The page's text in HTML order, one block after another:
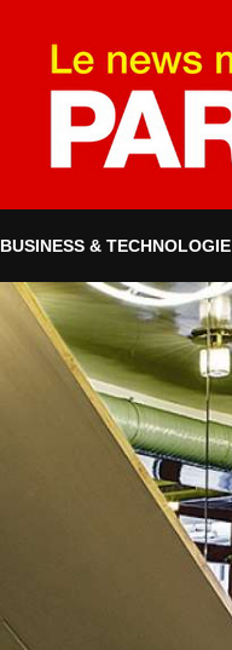
BUSINESS & TECHNOLOGIE